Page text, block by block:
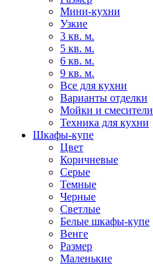
Мини-кухни
Узкие
3 кв. м.
5 кв. м.
6 кв. м.
9 кв. м.
Все для кухни
Варианты отделки
Мойки и смесители
Техника для кухни
Шкафы-купе
Цвет
Коричневые
Серые
Темные
Черные
Светлые
Белые шкафы-купе
Венге
Размер
Маленькие